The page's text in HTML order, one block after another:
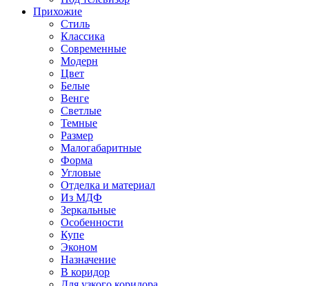
Прихожие
Стиль
Классика
Современные
Модерн
Цвет
Белые
Венге
Светлые
Темные
Размер
Малогабаритные
Форма
Угловые
Отделка и материал
Из МДФ
Зеркальные
Особенности
Купе
Эконом
Назначение
В коридор